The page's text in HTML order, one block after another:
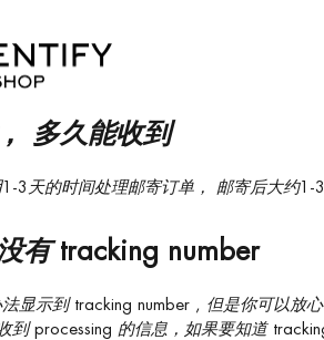
多久能收到
3天的时间处理邮寄订单， 邮寄后大约1-
有 tracking number
显示到 tracking number , 但是你可以放
到 processing 的信息，如果要知道